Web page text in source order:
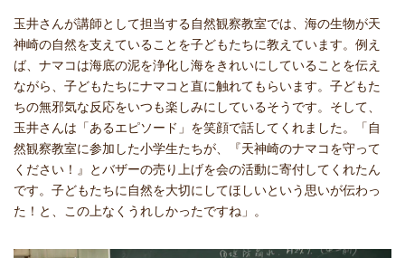
玉井さんが講師として担当する自然観察教室では、海の生物が天
神崎の自然を支えていることを子どもたちに教えています。例え
ば、ナマコは海底の泥を浄化し海をきれいにしていることを伝え
ながら、子どもたちにナマコと直に触れてもらいます。子どもた
ちの無邪気な反応をいつも楽しみにしているそうです。そして、
玉井さんは「あるエピソード」を笑顔で話してくれました。「自
然観察教室に参加した小学生たちが、『天神崎のナマコを守って
ください！』とバザーの売り上げを会の活動に寄付してくれたん
です。子どもたちに自然を大切にしてほしいという思いが伝わっ
た！と、この上なくうれしかったですね」。